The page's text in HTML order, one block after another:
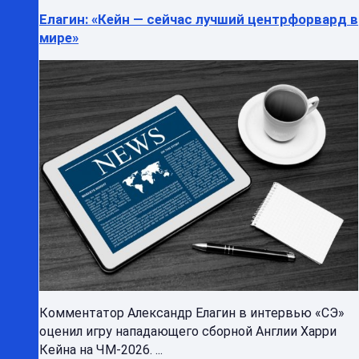
Елагин: «Кейн — сейчас лучший центрфорвард в
мире»
Комментатор Александр Елагин в интервью «СЭ»
оценил игру нападающего сборной Англии Харри
Кейна на ЧМ-2026. ...